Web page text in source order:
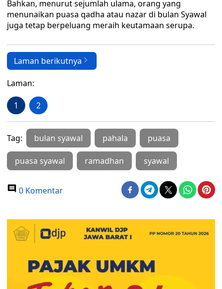
Bahkan, menurut sejumlah ulama, orang yang
menunaikan puasa qadha atau nazar di bulan Syawal
juga tetap berpeluang meraih keutamaan serupa.
Laman berikutnya
Laman:
1 2
Tag: bulan syawal pahala puasa
puasa syawal ramadhan syawal
0 Komentar